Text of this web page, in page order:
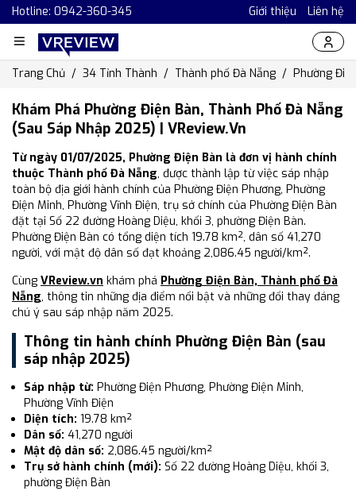
Hotline: 0942-360-345 Giới thiệu Liên hệ
Trang Chủ 34 Tỉnh Thành Thành phố Đà Nẵng Phường
Khám Phá Phường Điện Bàn, Thành Phố Đà Nẵng
(Sau Sáp Nhập 2025) | VReview.vn
Từ ngày 01/07/2025, Phường Điện Bàn là đơn vị hành chính
thuộc Thành phố Đà Nẵng, được thành lập từ việc sáp nhập
toàn bộ địa giới hành chính của Phường Điện Phương, Phường
Điện Minh, Phường Vĩnh Điện, trụ sở chính của Phường Điện Bàn
đặt tại Số 22 đường Hoàng Diệu, khối 3, phường Điện Bàn.
Phường Điện Bàn có tổng diện tích 19.78 km², dân số 41,270
người, với mật độ dân số đạt khoảng 2,086.45 người/km².
Cùng VReview.vn khám phá Phường Điện Bàn, Thành phố Đà
Nẵng, thông tin những địa điểm nổi bật và những đổi thay đáng
chú ý sau sáp nhập năm 2025.
Thông tin hành chính Phường Điện Bàn (sau
sáp nhập 2025)
Sáp nhập từ: Phường Điện Phương, Phường Điện Minh,
Phường Vĩnh Điện
Diện tích: 19.78 km²
Dân số: 41,270 người
Mật độ dân số: 2,086.45 người/km²
Trụ sở hành chính (mới): Số 22 đường Hoàng Diệu, khối 3,
phường Điện Bàn